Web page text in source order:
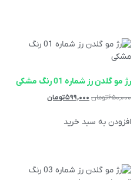
رژ مو گلدن رز شماره 01 رنگ مشکی
۶۵۰,۰۰۰تومان ۵۹۹,۰۰۰تومان
افزودن به سبد خرید